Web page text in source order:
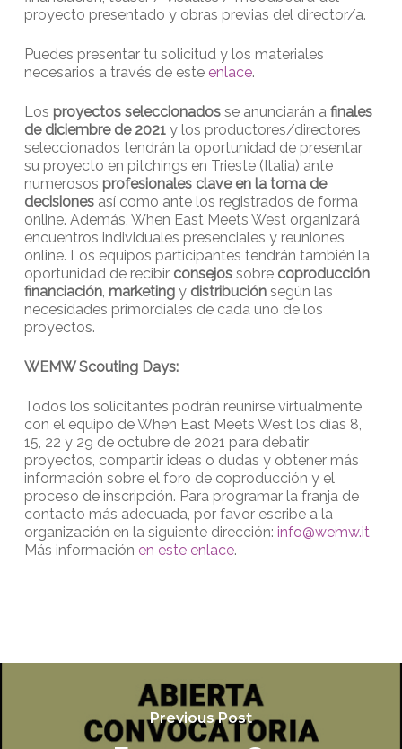
proyecto presentado y obras previas del director/a.
Puedes presentar tu solicitud y los materiales
necesarios a través de este enlace.
Los proyectos seleccionadosse anunciarán a finales
de diciembre de 2021y los productores/directores
seleccionados tendrán la oportunidad de presentar
su proyecto en pitchings en Trieste (Italia) ante
numerosos profesionales clave en la toma de
decisiones así como ante los registrados de forma
online. Además, When East Meets West organizará
encuentros individuales presenciales y reuniones
online. Los equipos participantes tendrán también la
oportunidad de recibir consejossobre coproducción,
financiación, marketing y distribuciónsegún las
necesidades primordiales de cada uno de los
proyectos.
WEMW Scouting Days:
Todos los solicitantes podrán reunirse virtualmente
con el equipo de When East Meets West los días 8,
15, 22 y 29 de octubre de 2021 para debatir
proyectos, compartir ideas o dudas y obtener más
información sobre el foro de coproducción y el
proceso de inscripción. Para programar la franja de
contacto más adecuada, por favor escribe a la
organización en la siguiente dirección: info@wemw.it
Más información en este enlace.
Previous Post